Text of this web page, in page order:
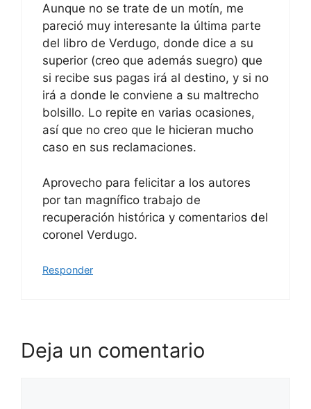
Aunque no se trate de un motín, me
pareció muy interesante la última parte
del libro de Verdugo, donde dice a su
superior (creo que además suegro) que
si recibe sus pagas irá al destino, y si no
irá a donde le conviene a su maltrecho
bolsillo. Lo repite en varias ocasiones,
así que no creo que le hicieran mucho
caso en sus reclamaciones.
Aprovecho para felicitar a los autores
por tan magnífico trabajo de
recuperación histórica y comentarios del
coronel Verdugo.
Responder
Deja un comentario